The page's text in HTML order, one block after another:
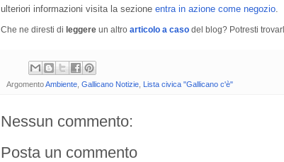
ulteriori informazioni visita la sezione entra in azione come negozio.
Che ne diresti di leggere un altro articolo a caso del blog? Potresti
ArgomentoAmbiente Gallicano Notizie Lista civica "Gallicano c'è"
Nessun commento:
Posta un commento